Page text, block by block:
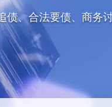
债、合法要债、商务